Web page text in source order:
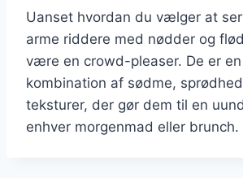
Uanset hvordan du vælger at
arme riddere med nødder og
være en crowd-pleaser. De er
kombination af sødme,
teksturer, der gør dem til en
enhver morgenmad eller brunch.